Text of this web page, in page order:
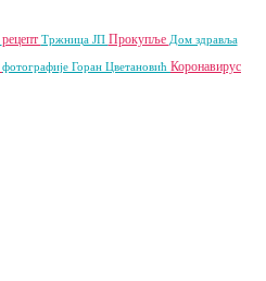
рецепт Тржница ЈП Прокупље Дом здравља
фотографије Горан Цветановић Коронавирус